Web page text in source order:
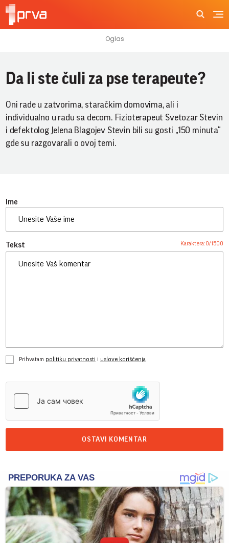
Da li ste čuli za pse terapeute?
Oni rade u zatvorima, staračkim domovima, ali i
individualno u radu sa decom. Fizioterapeut Svetozar Stevin
i defektolog Jelena Blagojev Stevin bili su gosti „150 minuta“
gde su razgovarali o ovoj temi.
Ime
Tekst Karaktera:0/1500
Prihvatam politiku privatnosti i uslove korišćenja
OSTAVI KOMENTAR